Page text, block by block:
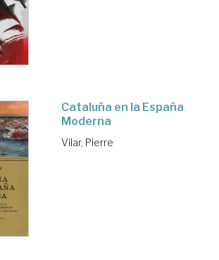
Cataluña en la España
Moderna
Vilar, Pierre